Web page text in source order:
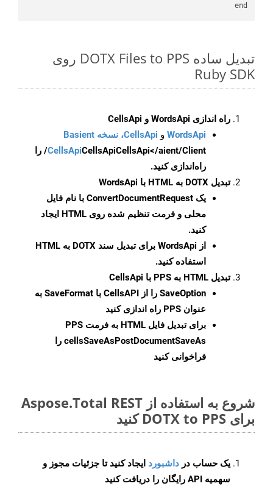
end
تبدیل ساده DOTX Files to PPS روی
Ruby SDK
راه اندازی WordsApi و CellsApi
WordsApi و CellsApi، نسخه Basient
CellsApiCellsApi
CellsApi</aient/Client/ را
راه‌اندازی کنید.
تبدیل DOTX به HTML با WordsApi
یک ConvertDocumentRequest با نام فایل
محلی و فرمت تنظیم شده روی HTML ایجاد
کنید.
از WordsApi برای تبدیل سند DOTX به HTML
استفاده کنید.
تبدیل HTML به PPS با CellsApi
SaveOption
را از CellsAPI با SaveFormat به
عنوان PPS راه اندازی کنید
برای تبدیل فایل HTML به فرمت
PPS
cellsSaveAsPostDocumentSaveAs را
فراخوانی کنید
شروع به استفاده از Aspose.Total REST
برای DOTX to PPS کنید
یک حساب در داشبورد ایجاد کنید تا جزئیات مجوز و
سهمیه API رایگان را دریافت کنید